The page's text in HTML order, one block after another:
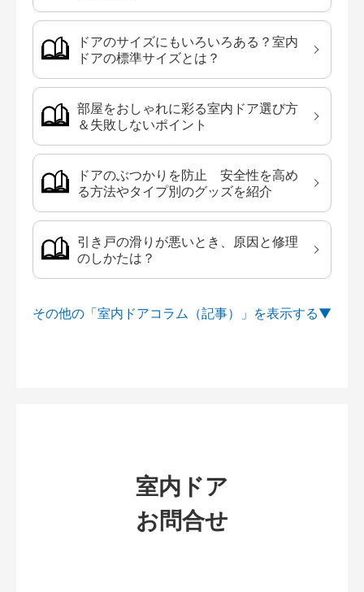
ドアのサイズにもいろいろある？室内
ドアの標準サイズとは？
部屋をおしゃれに彩る室内ドア選び方
＆失敗しないポイント
ドアのぶつかりを防止 安全性を高め
る方法やタイプ別のグッズを紹介
引き戸の滑りが悪いとき、原因と修理
のしかたは？
その他の「室内ドアコラム（記事）」を
室内ドア
お問合せ